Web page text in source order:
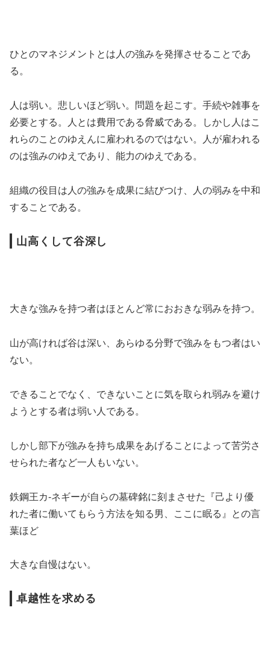
ひとのマネジメントとは人の強みを発揮させることであ
る。
人は弱い。悲しいほど弱い。問題を起こす。手続や雑事を
必要とする。人とは費用である脅威である。しかし人はこ
れらのことのゆえんに雇われるのではない。人が雇われる
のは強みのゆえであり、能力のゆえである。
組織の役目は人の強みを成果に結びつけ、人の弱みを中和
することである。
山高くして谷深し
大きな強みを持つ者はほとんど常におおきな弱みを持つ。
山が高ければ谷は深い、あらゆる分野で強みをもつ者はい
ない。
できることでなく、できないことに気を取られ弱みを避け
ようとする者は弱い人である。
しかし部下が強みを持ち成果をあげることによって苦労さ
せられた者など一人もいない。
鉄鋼王カ-ネギーが自らの墓碑銘に刻まさせた『己より優
れた者に働いてもらう方法を知る男、ここに眠る』との言
葉ほど
大きな自慢はない。
卓越性を求める